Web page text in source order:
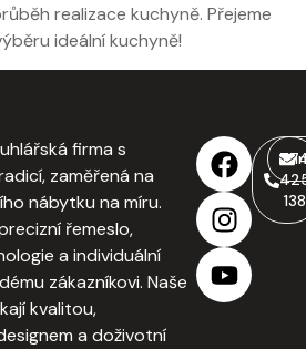
realizace kuchyně. Přejeme
ideální kuchyně!
firma s
zaměřená na
nábytku na míru.
řemeslo,
a individuální
zákazníkovi. Naše
kvalitou,
a doživotní
138